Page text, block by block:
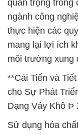
quan trọng trong
ngành công
thực hiện các
mang lại lợi ích
môi trường xung
**Cải Tiến và
cho Sự Phát
Dạng Vảy Khô Þ
Sử dụng hóa